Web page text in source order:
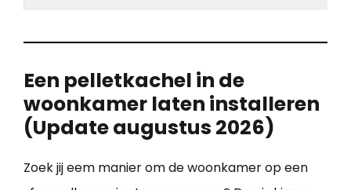
Een pelletkachel in de
woonkamer laten installeren
(Update augustus 2026)
Zoek jij eem manier om de woonkamer op een